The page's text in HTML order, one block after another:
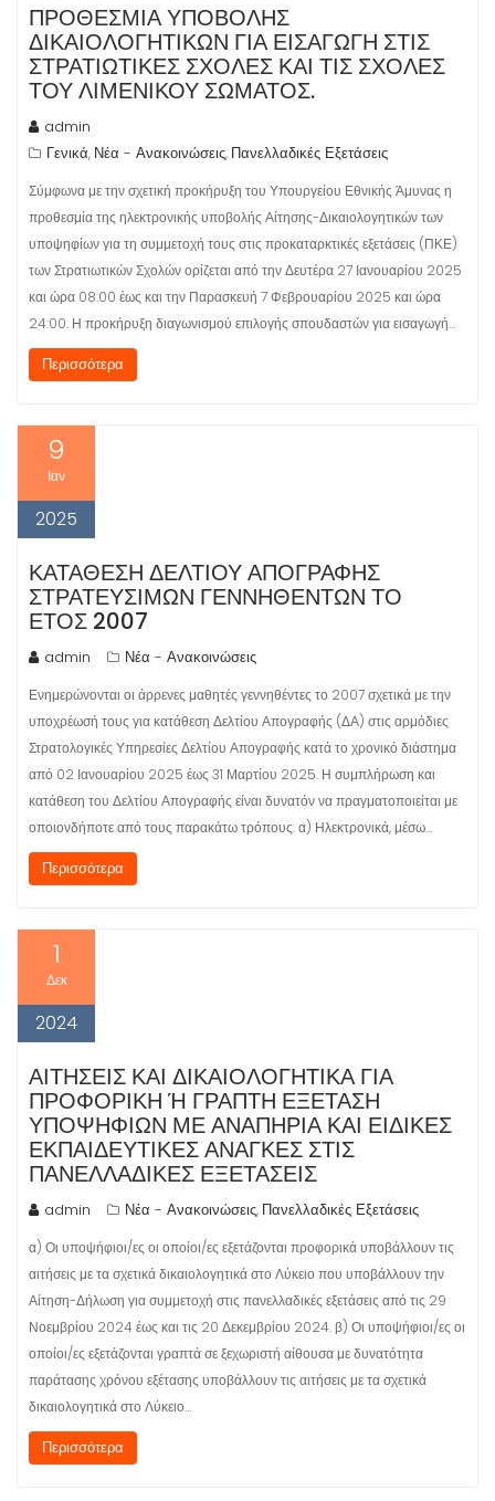
ΠΡΟΘΕΣΜΊΑ ΥΠΟΒΟΛΉΣ
ΔΙΚΑΙΟΛΟΓΗΤΙΚΏΝ ΓΙΑ ΕΙΣΑΓΩΓΉ ΣΤΙΣ
ΣΤΡΑΤΙΩΤΙΚΈΣ ΣΧΟΛΈΣ ΚΑΙ ΤΙΣ ΣΧΟΛΈΣ
ΤΟΥ ΛΙΜΕΝΙΚΟΎ ΣΏΜΑΤΟΣ.
admin
Γενικά, Νέα - Ανακοινώσεις, Πανελλαδικές Εξετάσεις
Σύμφωνα με την σχετική προκήρυξη του Υπουργείου Εθνικής Άμυνας η
προθεσμία της ηλεκτρονικής υποβολής Αίτησης-Δικαιολογητικών των
υποψηφίων για τη συμμετοχή τους στις προκαταρκτικές εξετάσεις (ΠΚΕ)
των Στρατιωτικών Σχολών ορίζεται από την Δευτέρα 27 Ιανουαρίου 2025
και ώρα 08:00 έως και την Παρασκευή 7 Φεβρουαρίου 2025 και ώρα
24:00. Η προκήρυξη διαγωνισμού επιλογής σπουδαστών για εισαγωγή…
Περισσότερα
9
Ιαν
2025
ΚΑΤΑΘΕΣΗ ΔΕΛΤΙΟΥ ΑΠΟΓΡΑΦΗΣ
ΣΤΡΑΤΕΥΣΙΜΩΝ ΓΕΝΝΗΘΕΝΤΩΝ ΤΟ
ΕΤΟΣ 2007
admin Νέα - Ανακοινώσεις
Ενημερώνονται οι άρρενες μαθητές γεννηθέντες το 2007 σχετικά με την
υποχρέωσή τους για κατάθεση Δελτίου Απογραφής (ΔΑ) στις αρμόδιες
Στρατολογικές Υπηρεσίες Δελτίου Απογραφής κατά το χρονικό διάστημα
από 02 Ιανουαρίου 2025 έως 31 Μαρτίου 2025. Η συμπλήρωση και
κατάθεση του Δελτίου Απογραφής είναι δυνατόν να πραγματοποιείται με
οποιονδήποτε από τους παρακάτω τρόπους: α) Ηλεκτρονικά, μέσω…
Περισσότερα
1
Δεκ
2024
ΑΙΤΉΣΕΙΣ ΚΑΙ ΔΙΚΑΙΟΛΟΓΗΤΙΚΆ ΓΙΑ
ΠΡΟΦΟΡΙΚΉ Ή ΓΡΑΠΤΉ ΕΞΈΤΑΣΗ Υ
ΠΟΨΗΦΊΩΝ ΜΕ ΑΝΑΠΗΡΊΑ ΚΑΙ ΕΙΔΙΚΈΣ Ε
ΚΠΑΙΔΕΥΤΙΚΈΣ ΑΝΆΓΚΕΣ ΣΤΙΣ Π
ΑΝΕΛΛΑΔΙΚΈΣ ΕΞΕΤΆΣΕΙΣ
admin Νέα - Ανακοινώσεις, Πανελλαδικές Εξετάσεις
α) Οι υποψήφιοι/ες οι οποίοι/ες εξετάζονται προφορικά υποβάλλουν τις
αιτήσεις με τα σχετικά δικαιολογητικά στο Λύκειο που υποβάλλουν την
Αίτηση-Δήλωση για συμμετοχή στις πανελλαδικές εξετάσεις από τις 29
Νοεμβρίου 2024 έως και τις 20 Δεκεμβρίου 2024. β) Οι υποψήφιοι/ες οι
οποίοι/ες εξετάζονται γραπτά σε ξεχωριστή αίθουσα με δυνατότητα
παράτασης χρόνου εξέτασης υποβάλλουν τις αιτήσεις με τα σχετικά
δικαιολογητικά στο Λύκειο…
Περισσότερα